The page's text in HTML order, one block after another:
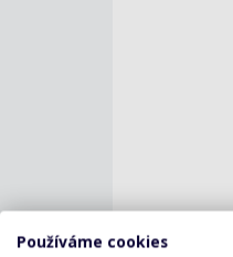
Používáme cookies